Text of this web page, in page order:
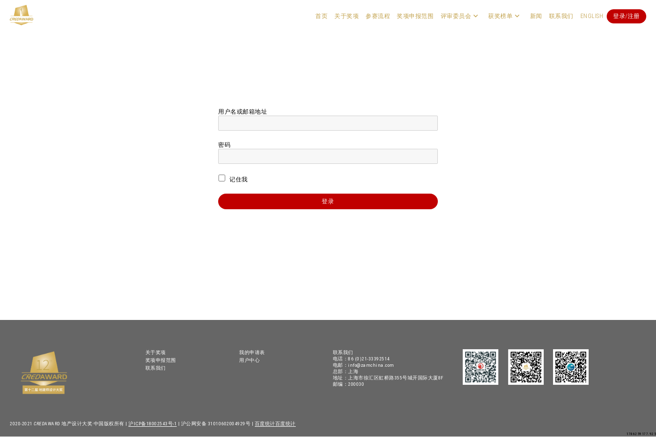
首页 关于奖项 参赛流程 奖项申报范围 评审委员会 获奖榜单 新闻 联系我们 ENGLISH 登录/注册
用户名或邮箱地址
密码
记住我
关于奖项
奖项申报范围
联系我们
我的申请表
用户中心
联系我们
电话：86 (0)21-33392514
电邮：info@zamchina.com
总部：上海
地址：上海市徐汇区虹桥路355号城开国际大厦8F
邮编：200030
2020-2021 CREDAWARD 地产设计大奖·中国版权所有 | 沪ICP备18002543号-1 | 沪公网安备 31010602004929号 | 百度统计百度统计
1786259177.925